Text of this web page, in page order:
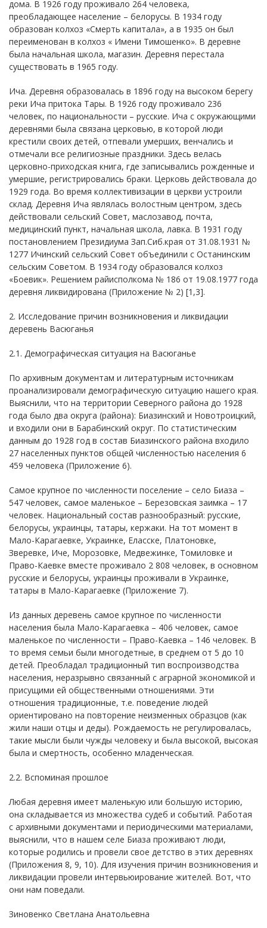
дома. В 1926 году проживало 264 человека,
преобладающее население – белорусы. В 1934 году
образован колхоз «Смерть капитала», а в 1935 он был
переименован в колхоз « Имени Тимошенко». В деревне
была начальная школа, магазин. Деревня перестала
существовать в 1965 году.
Ича. Деревня образовалась в 1896 году на высоком берегу
реки Ича притока Тары. В 1926 году проживало 236
человек, по национальности – русские. Ича с окружающими
деревнями была связана церковью, в которой люди
крестили своих детей, отпевали умерших, венчались и
отмечали все религиозные праздники. Здесь велась
церковно-приходская книга, где записывались рожденные и
умершие, регистрировались браки. Церковь действовала до
1929 года. Во время коллективизации в церкви устроили
склад. Деревня Ича являлась волостным центром, здесь
действовали сельский Совет, маслозавод, почта,
медицинский пункт, начальная школа, лавка. В 1931 году
постановлением Президиума Зап.Сиб.края от 31.08.1931 №
1277 Ичинский сельский Совет объединили с Останинским
сельским Советом. В 1934 году образовался колхоз
«Боевик». Решением райисполкома № 186 от 19.08.1977 года
деревня ликвидирована (Приложение № 2) [1,3].
2. Исследование причин возникновения и ликвидации
деревень Васюганья
2.1. Демографическая ситуация на Васюганье
По архивным документам и литературным источникам
проанализировали демографическую ситуацию нашего края.
Выяснили, что на территории Северного района до 1928
года было два округа (района): Биазинский и Новотроицкий,
и входили они в Барабинский округ. По статистическим
данным до 1928 год в состав Биазинского района входило
27 населенных пунктов общей численностью населения 6
459 человека (Приложение 6).
Самое крупное по численности поселение – село Биаза –
547 человек, самое маленькое – Березовская заимка – 17
человек. Национальный состав разнообразный: русские,
белорусы, украинцы, татары, кержаки. На тот момент в
Мало-Карагаевке, Украинке, Еласске, Платоновке,
Зверевке, Иче, Морозовке, Медвежинке, Томиловке и
Право-Каевке вместе проживало 2 808 человек, в основном
русские и белорусы, украинцы проживали в Украинке,
татары в Мало-Карагаевке (Приложение 7).
Из данных деревень самое крупное по численности
населения была Мало-Карагаевка – 406 человек, самое
маленькое по численности – Право-Каевка – 146 человек. В
то время семьи были многодетные, в среднем от 5 до 10
детей. Преобладал традиционный тип воспроизводства
населения, неразрывно связанный с аграрной экономикой и
присущими ей общественными отношениями. Эти
отношения традиционные, т.е. поведение людей
ориентировано на повторение неизменных образцов (как
жили наши отцы и деды). Рождаемость не регулировалась,
такие мысли были чужды человеку и была высокой, высокая
была и смертность, особенно младенческая.
2.2. Вспоминая прошлое
Любая деревня имеет маленькую или большую историю,
она складывается из множества судеб и событий. Работая
с архивными документами и периодическими материалами,
выяснили, что в нашем селе Биаза проживают люди,
которые родились и провели свое детство в этих деревнях
(Приложения 8, 9, 10). Для изучения причин возникновения и
ликвидации провели интервьюирование жителей. Вот, что
они нам поведали.
Зиновенко Светлана Анатольевна